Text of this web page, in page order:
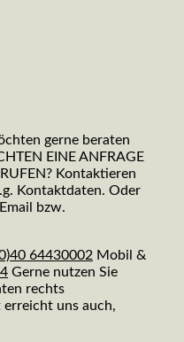
gerne beraten
EINE ANFRAGE
Kontaktieren
Kontaktdaten. Oder
bzw.
64430002 Mobil &
Gerne nutzen Sie
rechts
uns auch,